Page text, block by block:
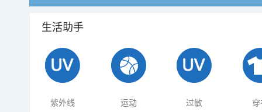
生活助手
紫外线 运动 过敏 穿